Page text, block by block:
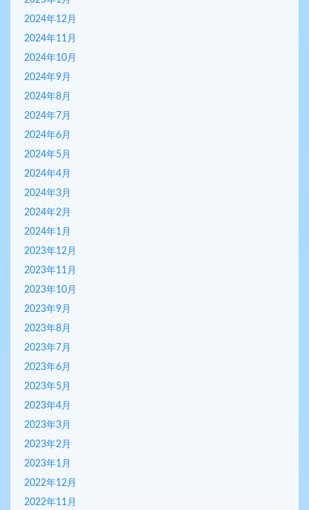
2024年12月
2024年11月
2024年10月
2024年9月
2024年8月
2024年7月
2024年6月
2024年5月
2024年4月
2024年3月
2024年2月
2024年1月
2023年12月
2023年11月
2023年10月
2023年9月
2023年8月
2023年7月
2023年6月
2023年5月
2023年4月
2023年3月
2023年2月
2023年1月
2022年12月
2022年11月